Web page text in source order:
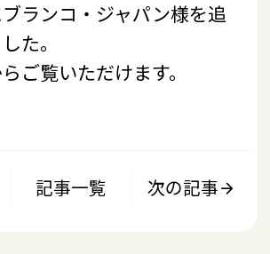
ランコ・ジャパン様を追
た。
ご覧いただけます。
記事一覧 次の記事